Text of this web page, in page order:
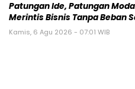
Patungan Ide, Patungan
Merintis Bisnis Tanpa Beban
Kamis, 6 Agu 2026 - 07:01 WIB